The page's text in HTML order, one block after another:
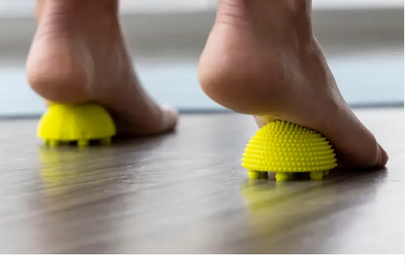
ントするキャンペーンは、6月7日（日）23:59まで！⏰ 👉 Dr.
エミリーのイベント詳細はこちら